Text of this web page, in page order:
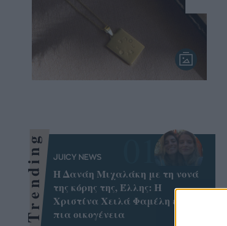
Trending JUICY NEWS
Η Δανάη Μιχαλάκη με τη νονά
της κόρης της, Έλλης: Η
Χριστίνα Χειλά Φαμέλη είναι
πια οικογένεια